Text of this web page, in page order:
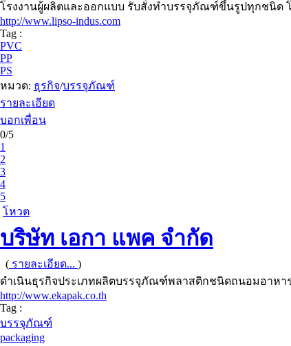
โรงงานผู้ผลิตและออกแบบ รับสั่งทำบรรจุภัณฑ์ขึ้นรูปทุกชนิด โด
http://www.lipso-indus.com
Tag :
PVC
PP
PS
หมวด: ธุรกิจ/บรรจุภัณฑ์
รายละเอียด
บอกเพื่อน
0/5
1
2
3
4
5
โหวต
บริษัท เอกา แพค จำกัด
( รายละเอียด... )
ดำเนินธุรกิจประเภทผลิตบรรจุภัณฑ์พลาสติกชนิดถนอมอาหา
http://www.ekapak.co.th
Tag :
บรรจุภัณฑ์
packaging